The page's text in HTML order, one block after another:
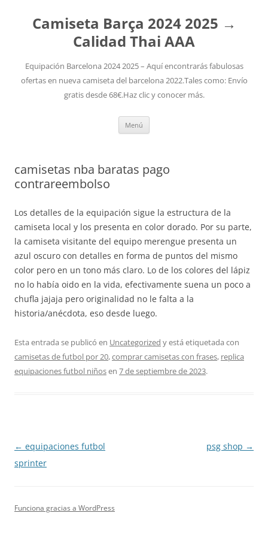
Camiseta Barça 2024 2025 →
Calidad Thai AAA
Equipación Barcelona 2024 2025 – Aquí encontrarás fabulosas
ofertas en nueva camiseta del barcelona 2022.Tales como: Envío
gratis desde 68€.Haz clic y conocer más.
Menú
camisetas nba baratas pago
contrareembolso
Los detalles de la equipación sigue la estructura de la
camiseta local y los presenta en color dorado. Por su parte,
la camiseta visitante del equipo merengue presenta un
azul oscuro con detalles en forma de puntos del mismo
color pero en un tono más claro. Lo de los colores del lápiz
no lo había oido en la vida, efectivamente suena un poco a
chufla jajaja pero originalidad no le falta a la
historia/anécdota, eso desde luego.
Esta entrada se publicó en Uncategorized y está etiquetada con
camisetas de futbol por 20,comprar camisetas con frases, replica
equipaciones futbol niñosen 7 de septiembre de 2023.
Navegación
de
← equipaciones futbol
sprinter
psg shop →
Funciona gracias a WordPress